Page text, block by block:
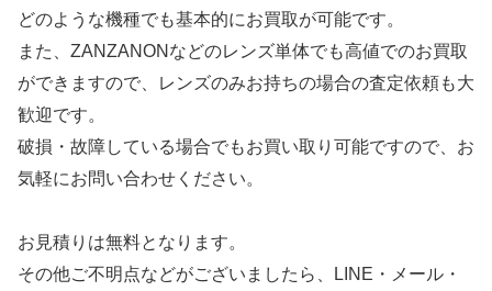
どのような機種でも基本的にお買取が可能です。
また、ZANZANONなどのレンズ単体でも高値でのお買取
ができますので、レンズのみお持ちの場合の査定依頼も大
歓迎です。
破損・故障している場合でもお買い取り可能ですので、お
気軽にお問い合わせください。
お見積りは無料となります。
その他ご不明点などがございましたら、LINE・メール・